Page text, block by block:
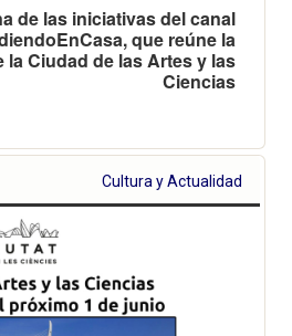
de las iniciativas del canal
que reúne la
la Ciudad de las Artes y las
Ciencias
Cultura y Actualidad